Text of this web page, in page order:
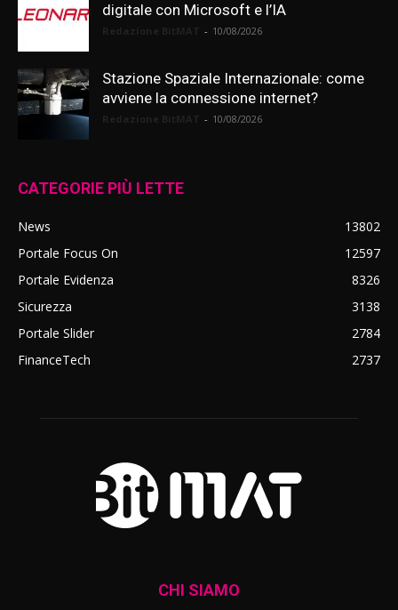
digitale con Microsoft e l’IA
- 10/08/2026
Stazione Spaziale Internazionale: come
avviene la connessione internet?
- 10/08/2026
CATEGORIE PIÙ LETTE
News
13802
Portale Focus On
12597
Portale Evidenza
8326
Sicurezza
3138
Portale Slider
2784
FinanceTech
2737
CHI SIAMO